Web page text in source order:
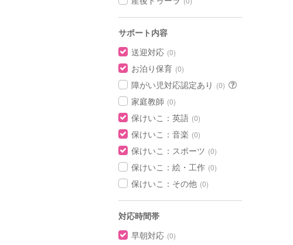
サポート内容
送迎対応 (0)
お泊り保育 (0)
障がい児対応認定あり (0)
家庭教師 (0)
保けいこ：英語 (0)
保けいこ：音楽 (0)
保けいこ：スポーツ (0)
保けいこ：絵・工作 (0)
保けいこ：その他 (0)
対応時間帯
早朝対応 (0)